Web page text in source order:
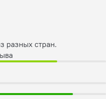
разных стран.